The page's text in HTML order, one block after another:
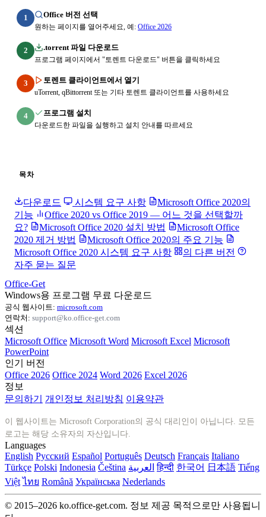
1 Office 버전 선택
원하는 페이지를 열어주세요, 예: Office 2026
2 .torrent 파일 다운로드
프로그램 페이지에서 "토렌트 다운로드" 버튼을 클릭하세요
3 토렌트 클라이언트에서 열기
uTorrent, qBittorrent 또는 기타 토렌트 클라이언트를 사용하세요
4 프로그램 설치
다운로드한 파일을 실행하고 설치 안내를 따르세요
목차
다운로드 시스템 요구 사항
Microsoft Office 2020의
기능
Office 2020 vs Office 2019 — 어느 것을 선택할까
요?
Microsoft Office 2020 설치 방법
Microsoft Office
2020 제거 방법
Microsoft Office 2020의 주요 기능
Microsoft Office 2020 시스템 요구 사항
의 다른 버전
자주 묻는 질문
Office-Get
Windows용 프로그램 무료 다운로드
공식 웹사이트: microsoft.com
연락처: support@ko.office-get.com
섹션
Microsoft Office Microsoft Word Microsoft Excel Microsoft
PowerPoint
인기 버전
Office 2026 Office 2024 Word 2026 Excel 2026
정보
문의하기
개인정보 처리방침 이용약관
이 웹사이트는 Microsoft Corporation의 공식 대리인이 아닙니다. 모든
로고는 해당 소유자의 자산입니다.
Languages
English Русский Español Português Deutsch Français Italiano
Türkçe Polski Indonesia Čeština العربية हिन्दी 한국어 日本語 Tiếng
Việt ไทย Română Українська Nederlands
© 2015–2026 ko.office-get.com. 정보 제공 목적으로만 사용됩니